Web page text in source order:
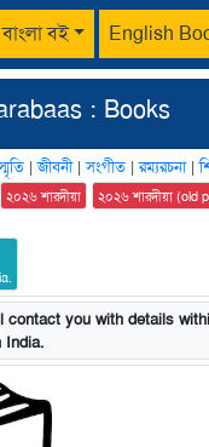
বাংলা বই English
: Books
|জীবনী|সংগীত |রম্যরচনা|
২০২৬ শারদীয়া
২০২৬ শারদীয়া (old
you with details
India.